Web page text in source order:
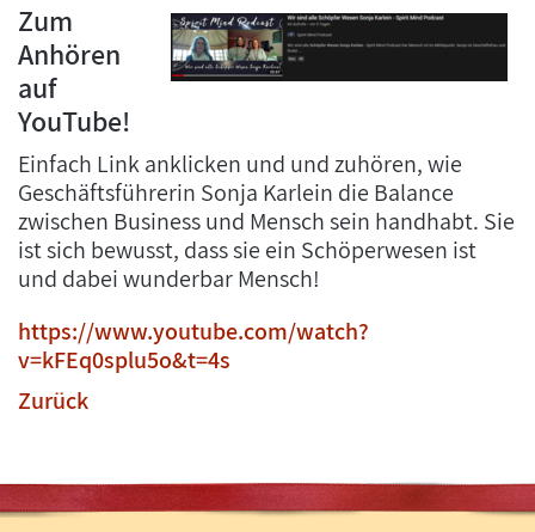
Zum
Anhören
auf
YouTube!
Einfach Link anklicken und und zuhören, wie
Geschäftsführerin Sonja Karlein die Balance
zwischen Business und Mensch sein handhabt. Sie
ist sich bewusst, dass sie ein Schöperwesen ist
und dabei wunderbar Mensch!
https://www.youtube.com/watch?
v=kFEq0splu5o&t=4s
Zurück